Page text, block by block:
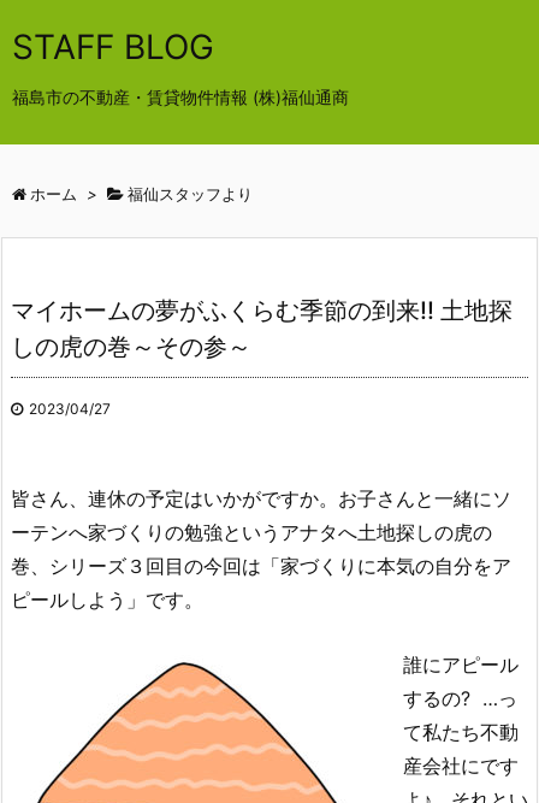
STAFF BLOG
福島市の不動産・賃貸物件情報 (株)福仙通商
ホーム > 福仙スタッフより
マイホームの夢がふくらむ季節の到来!! 土地探
しの虎の巻～その参～
2023/04/27
皆さん、連休の予定はいかがですか。お子さんと一緒にソ
ーテンへ家づくりの勉強というアナタへ土地探しの虎の
巻、シリーズ３回目の今回は「家づくりに本気の自分をア
ピールしよう」です。
誰にアピール
するの? …っ
て私たち不動
産会社にです